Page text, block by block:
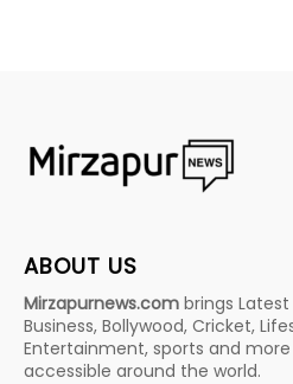
ABOUT US
Mirzapurnews.com brings Latest
Business, Bollywood, Cricket,
Entertainment, sports and
accessible around the world.